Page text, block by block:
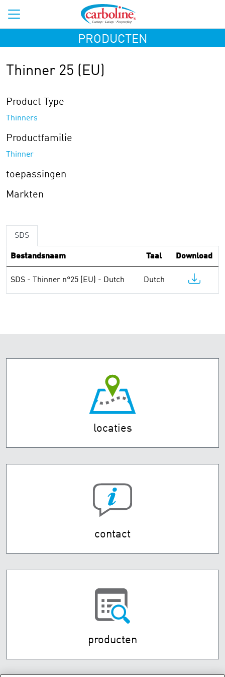
PRODUCTEN
Thinner 25 (EU)
Product Type
Thinners
Productfamilie
Thinner
toepassingen
Markten
SDS
Bestandsnaam Taal Download
SDS - Thinner n°25 (EU) - Dutch Dutch
locaties
contact
producten